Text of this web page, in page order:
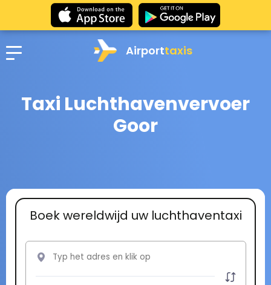
Airporttaxis
Taxi Luchthavenvervoer
Goor
Boek wereldwijd uw luchthaventaxi